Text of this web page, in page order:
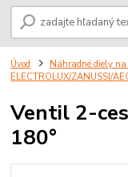
Úvod Náhradné diely
ELECTROLUX/ZANUSSI/
Ventil 2-
180°